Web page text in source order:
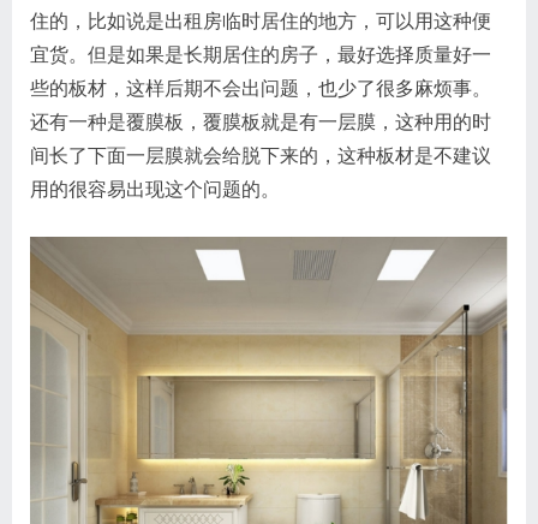
住的，比如说是出租房临时居住的地方，可以用这种便
宜货。但是如果是长期居住的房子，最好选择质量好一
些的板材，这样后期不会出问题，也少了很多麻烦事。
还有一种是覆膜板，覆膜板就是有一层膜，这种用的时
间长了下面一层膜就会给脱下来的，这种板材是不建议
用的很容易出现这个问题的。